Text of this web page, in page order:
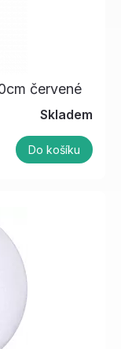
červené
Skladem
Do košíku